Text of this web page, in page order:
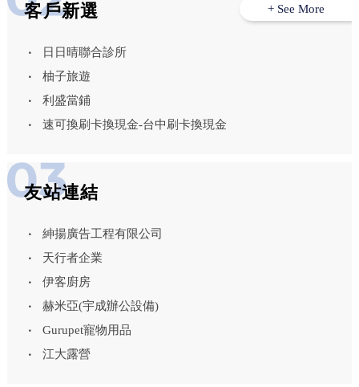
客戶新選
日日晴聯合診所
柚子旅遊
利盛當鋪
速可換刷卡換現金-台中刷卡換現金
+ See More
友站連結
紳揚廣告工程有限公司
天行者企業
伊客廚房
赫米亞(宇成辦公設備)
Gurupet寵物用品
江大露營